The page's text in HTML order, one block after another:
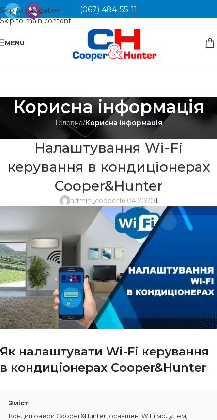
Skip to navigation
Skip to main content
(067) 484-55-11
MENU
Корисна інформація
Головна/Корисна інформація
КОРИСНА ІНФОРМАЦІЯ
Налаштування Wi-Fi
керування в кондиціонерах
Cooper&Hunter
admin_cooper16.04.20201
Як налаштувати Wi-Fi керування
в кондиціонерах Cooper&Hunter
Зміст
Кондиціонери Cooper&Hunter, оснащені WiFi модулем,